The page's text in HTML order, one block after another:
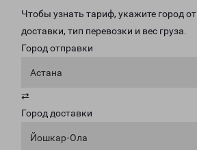
Чтобы узнать тариф, укажите город
доставки, тип перевозки и вес груза.
Город отправки
Астана
⇄
Город доставки
Йошкар-Ола